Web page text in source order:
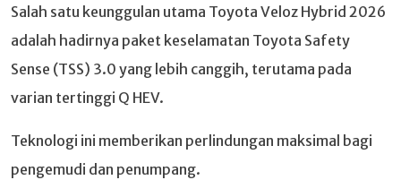
Salah satu keunggulan utama Toyota Veloz Hybrid 2026
adalah hadirnya paket keselamatan Toyota Safety
Sense (TSS) 3.0 yang lebih canggih, terutama pada
varian tertinggi Q HEV.
Teknologi ini memberikan perlindungan maksimal bagi
pengemudi dan penumpang.